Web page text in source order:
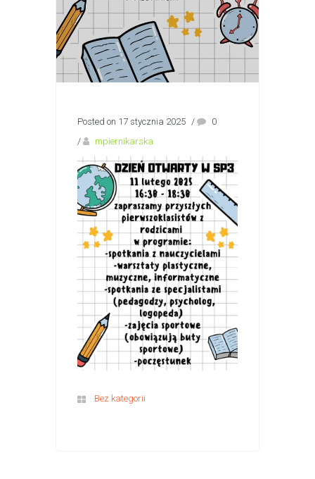
Posted on 17 stycznia 2025 /
0
/
mpiernikarska
Bez kategorii